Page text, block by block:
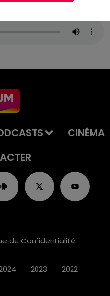
CINÉMA
de Confidentialité
2023 2022